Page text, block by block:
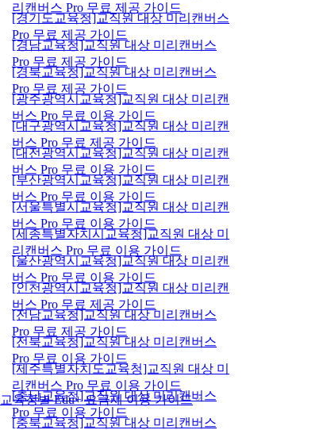
교육청별 Edu+ 요금제 이용 가이드
리캔버스 Pro 무료 제공 가이드
[경기도교육청]교직원 대상 미리캔버스
Pro 무료 제공 가이드
[경남교육청]교직원 대상 미리캔버스
Pro 무료 제공 가이드
[경북교육청]교직원 대상 미리캔버스
Pro 무료 제공 가이드
[광주광역시교육청]교직원 대상 미리캔
버스 Pro 무료 이용 가이드
[대구광역시교육청]교직원 대상 미리캔
버스 Pro 무료 제공 가이드
[대전광역시교육청]교직원 대상 미리캔
버스 Pro 무료 이용 가이드
[부산광역시교육청]교직원 대상 미리캔
버스 Pro 무료 이용 가이드
[서울특별시교육청]교직원 대상 미리캔
버스 Pro 무료 이용 가이드
[세종특별자치시교육청]교직원 대상 미
리캔버스 Pro 무료 이용 가이드
[울산광역시교육청]교직원 대상 미리캔
버스 Pro 무료 이용 가이드
[인천광역시교육청]교직원 대상 미리캔
버스 Pro 무료 제공 가이드
[전남교육청]교직원 대상 미리캔버스
Pro 무료 제공 가이드
[전북교육청]교직원 대상 미리캔버스
Pro 무료 이용 가이드
[제주특별자치도교육청]교직원 대상 미
리캔버스 Pro 무료 이용 가이드
[충남교육청]교직원 대상 미리캔버스
Pro 무료 이용 가이드
[충북교육청]교직원 대상 미리캔버스